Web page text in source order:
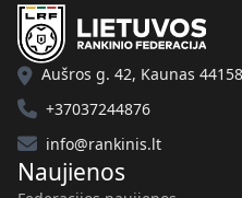
Aušros g. 42, Kaunas
+37037244876
info@rankinis.lt
Naujienos